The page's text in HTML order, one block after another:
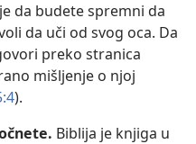
da budete spremni da
da uči od svog oca. Da
preko stranica
mišljenje o njoj
).
Biblija je knjiga u